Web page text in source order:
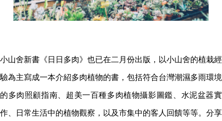
小山舍新書《日日多肉》也已在二月份出版，以小山舍的植栽經
驗為主寫成一本介紹多肉植物的書，包括符合台灣潮濕多雨環境
的多肉照顧指南、超美一百種多肉植物攝影圖鑑、水泥盆器實
作、日常生活中的植物觀察，以及市集中的客人回饋等等。分享